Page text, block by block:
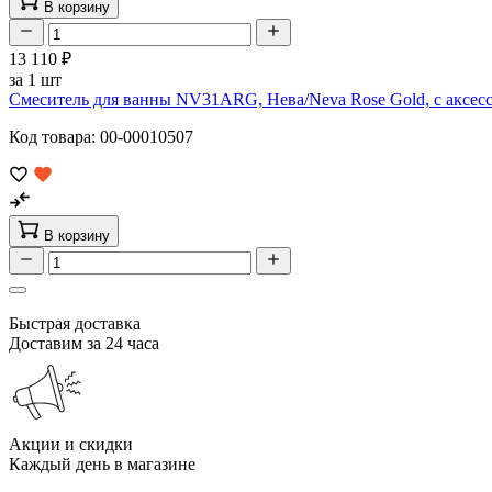
В корзину
13 110 ₽
за 1 шт
Смеситель для ванны NV31ARG, Нева/Neva Rose Gold, с
Код товара: 00-00010507
В корзину
Быстрая доставка
Доставим за 24 часа
Акции и скидки
Каждый день в магазине